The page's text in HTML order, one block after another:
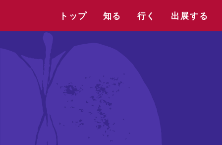
トップ 知る 行く 出展する